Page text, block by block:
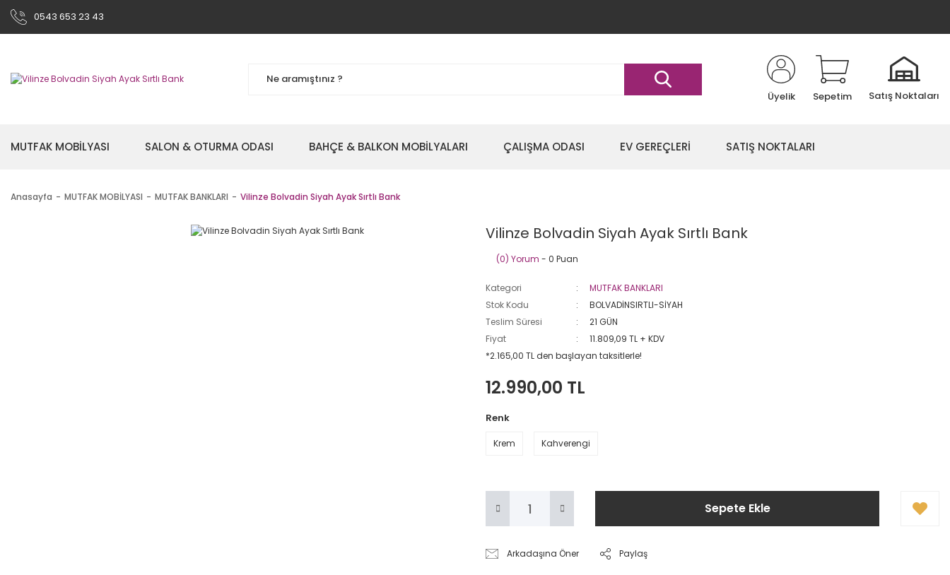
0543 653 23 43
Üyelik Sepetim Satış Noktaları
MUTFAK MOBİLYASI SALON & OTURMA ODASI BAHÇE & BALKON MOBİLYALARI ÇALIŞMA ODASI EV GEREÇLERİ SATIŞ NOKTALARI
Anasayfa MUTFAK MOBİLYASI MUTFAK BANKLARI Vilinze Bolvadin Siyah Ayak Sırtlı Bank
Vilinze Bolvadin Siyah Ayak Sırtlı Bank
(0) Yorum - 0 Puan
Kategori
MUTFAK BANKLARI
Stok Kodu
BOLVADİNSIRTLI-SİYAH
Teslim Süresi
21 GÜN
Fiyat
11.809,09 TL + KDV
*2.165,00 TL den başlayan taksitlerle!
12.990,00 TL
Renk
Krem Kahverengi
Sepete Ekle
Arkadaşına Öner Paylaş